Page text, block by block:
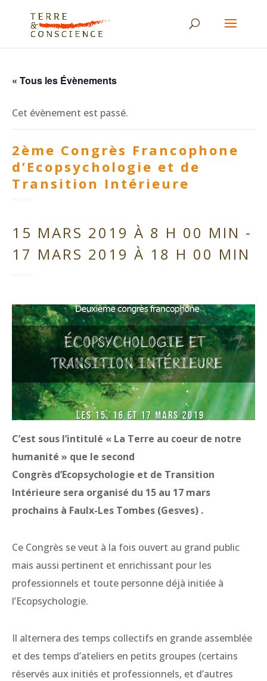
« Tous les Évènements
Cet évènement est passé.
2ème Congrès Francophone
d’Ecopsychologie et de
Transition Intérieure
15 MARS 2019 À 8 H 00 MIN -
17 MARS 2019 À 18 H 00 MIN
C’est sous l’intitulé « La Terre au coeur de notre
humanité » que le second
Congrès d’Ecopsychologie et de Transition
Intérieure sera organisé du 15 au 17 mars
prochains à Faulx-Les Tombes (Gesves) .
Ce Congrès se veut à la fois ouvert au grand public
mais aussi pertinent et enrichissant pour les
professionnels et toute personne déjà initiée à
l’Ecopsychologie.
Il alternera des temps collectifs en grande assemblée
et des temps d’ateliers en petits groupes (certains
réservés aux initiés et professionnels, et d’autres